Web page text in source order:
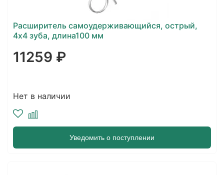
Расширитель самоудерживающийся, острый,
4х4 зуба, длина100 мм
11259 ₽
Нет в наличии
Уведомить о поступлении